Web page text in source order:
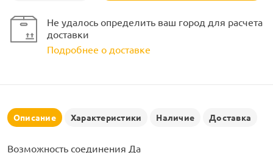
Не удалось определить ваш город для расчета
доставки
Подробнее о доставке
Описание Характеристики Наличие Доставка
Возможность соединения Да